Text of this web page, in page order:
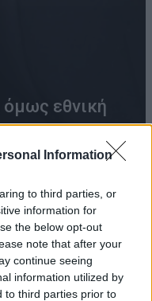
Information
to third parties, or
information for
the below opt-out
note that after your
continue seeing
information utilized by
to third parties prior to
όμως εθνική
να